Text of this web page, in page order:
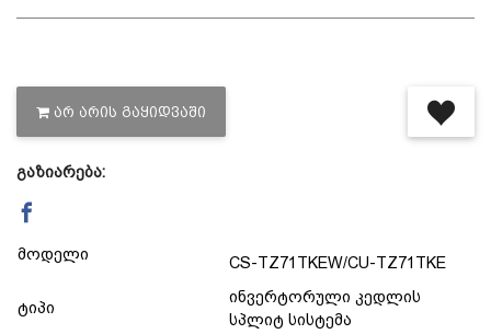
მიწოდების პირობები
წესები და პირობები
ᲐᲠ ᲐᲠᲘᲡ ᲒᲐᲧᲘᲓᲕᲐᲨᲘ
გაზიარება:
მოდელი CS-TZ71TKEW/CU-TZ71TKE
ტიპი
ინვერტორული კედლის
სპლიტ სისტემა